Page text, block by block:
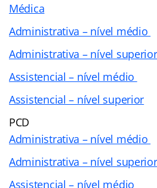
Médica
Administrativa – nível médio
Administrativa – nível superior
Assistencial – nível médio
Assistencial – nível superior
PCD
Administrativa – nível médio
Administrativa – nível superior
Assistencial – nível médio